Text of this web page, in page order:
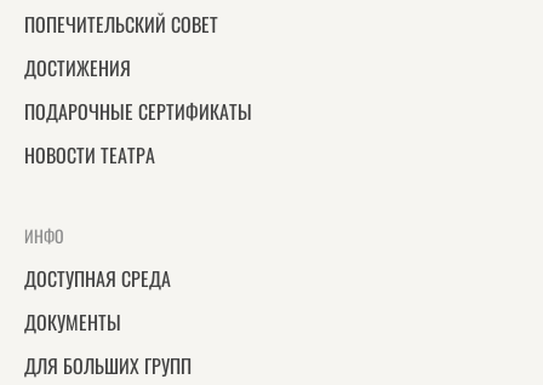
ПОПЕЧИТЕЛЬСКИЙ СОВЕТ
ДОСТИЖЕНИЯ
ПОДАРОЧНЫЕ СЕРТИФИКАТЫ
НОВОСТИ ТЕАТРА
ИНФО
ДОСТУПНАЯ СРЕДА
ДОКУМЕНТЫ
ДЛЯ БОЛЬШИХ ГРУПП